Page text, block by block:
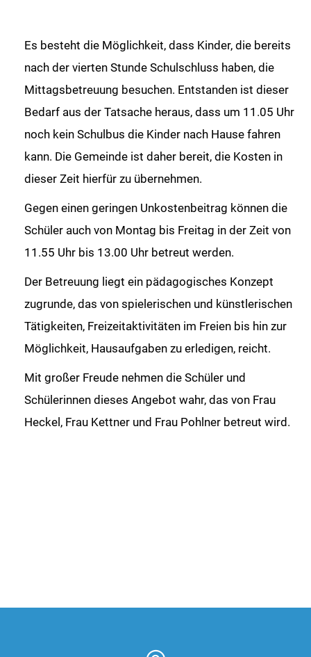
Es besteht die Möglichkeit, dass Kinder, die bereits
nach der vierten Stunde Schulschluss haben, die
Mittagsbetreuung besuchen. Entstanden ist dieser
Bedarf aus der Tatsache heraus, dass um 11.05 Uhr
noch kein Schulbus die Kinder nach Hause fahren
kann. Die Gemeinde ist daher bereit, die Kosten in
dieser Zeit hierfür zu übernehmen.
Gegen einen geringen Unkostenbeitrag können die
Schüler auch von Montag bis Freitag in der Zeit von
11.55 Uhr bis 13.00 Uhr betreut werden.
Der Betreuung liegt ein pädagogisches Konzept
zugrunde, das von spielerischen und künstlerischen
Tätigkeiten, Freizeitaktivitäten im Freien bis hin zur
Möglichkeit, Hausaufgaben zu erledigen, reicht.
Mit großer Freude nehmen die Schüler und
Schülerinnen dieses Angebot wahr, das von Frau
Heckel, Frau Kettner und Frau Pohlner betreut wird.